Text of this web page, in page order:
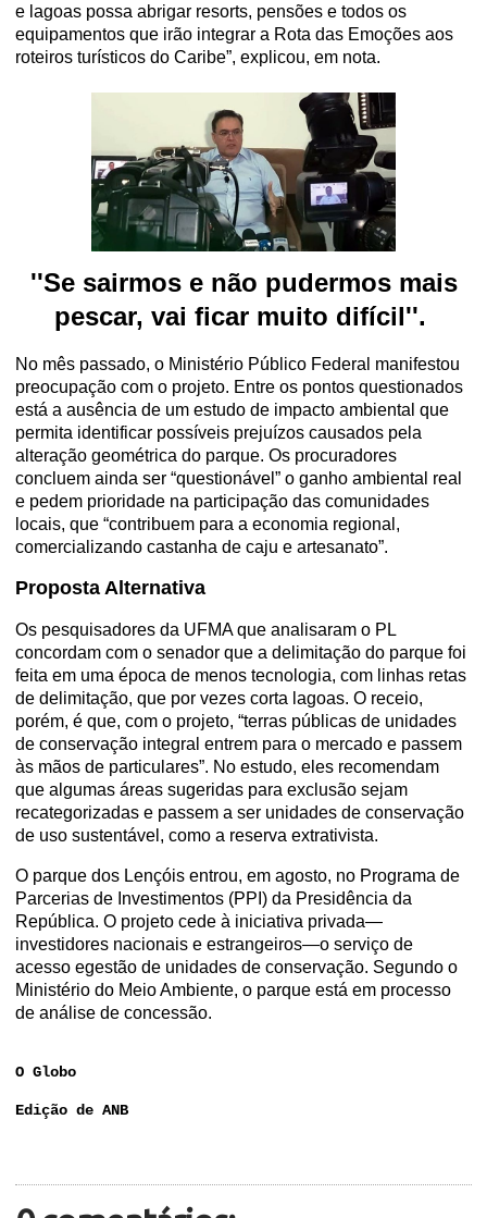
e lagoas possa abrigar resorts, pensões e todos os
equipamentos que irão integrar a Rota das Emoções aos
roteiros turísticos do Caribe”, explicou, em nota.
''Se sairmos e não pudermos mais
pescar, vai ficar muito difícil''.
No mês passado, o Ministério Público Federal manifestou
preocupação com o projeto. Entre os pontos questionados
está a ausência de um estudo de impacto ambiental que
permita identificar possíveis prejuízos causados pela
alteração geométrica do parque. Os procuradores
concluem ainda ser “questionável” o ganho ambiental real
e pedem prioridade na participação das comunidades
locais, que “contribuem para a economia regional,
comercializando castanha de caju e artesanato”.
Proposta Alternativa
Os pesquisadores da UFMA que analisaram o PL
concordam com o senador que a delimitação do parque foi
feita em uma época de menos tecnologia, com linhas retas
de delimitação, que por vezes corta lagoas. O receio,
porém, é que, com o projeto, “terras públicas de unidades
de conservação integral entrem para o mercado e passem
às mãos de particulares”. No estudo, eles recomendam
que algumas áreas sugeridas para exclusão sejam
recategorizadas e passem a ser unidades de conservação
de uso sustentável, como a reserva extrativista.
O parque dos Lençóis entrou, em agosto, no Programa de
Parcerias de Investimentos (PPI) da Presidência da
República. O projeto cede à iniciativa privada—
investidores nacionais e estrangeiros—o serviço de
acesso egestão de unidades de conservação. Segundo o
Ministério do Meio Ambiente, o parque está em processo
de análise de concessão.
O Globo
Edição de ANB